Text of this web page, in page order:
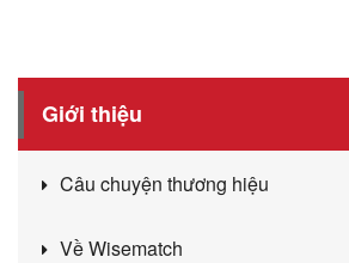
Giới thiệu
Câu chuyện thương hiệu
Về Wisematch